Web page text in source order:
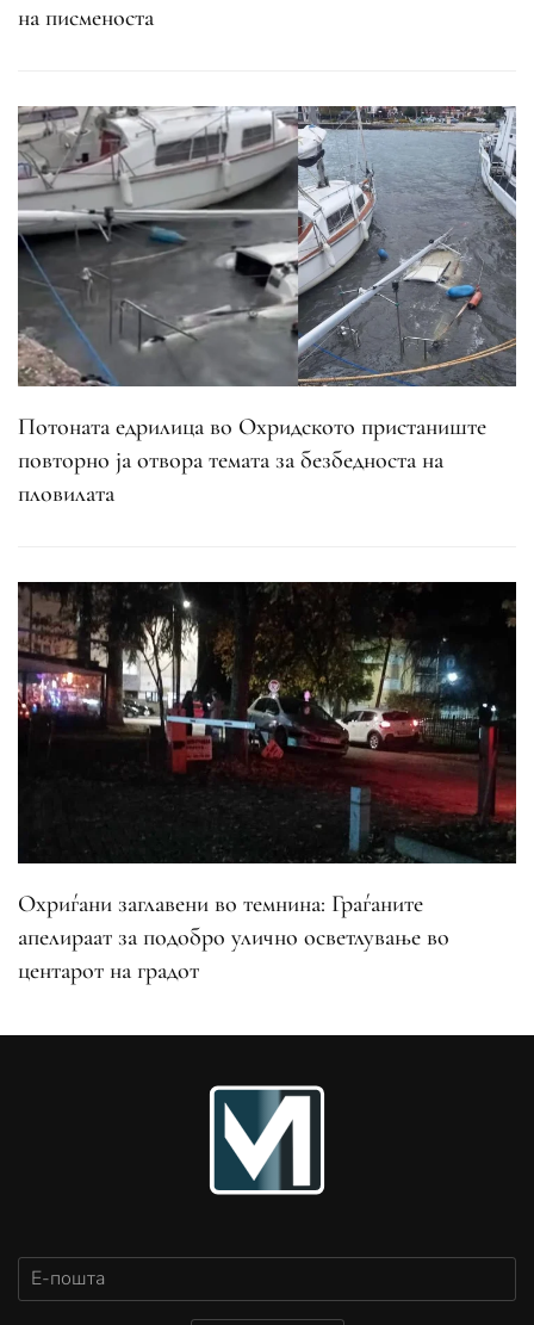
на писменоста
Потоната едрилица во Охридското пристаниште
повторно ја отвора темата за безбедноста на
пловилата
Охриѓани заглавени во темнина: Граѓаните
апелираат за подобро улично осветлување во
центарот на градот